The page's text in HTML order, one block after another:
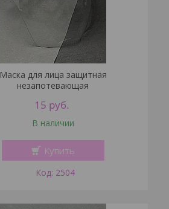
Маска для лица защитная
незапотевающая
15 руб.
В наличии
Купить
2504